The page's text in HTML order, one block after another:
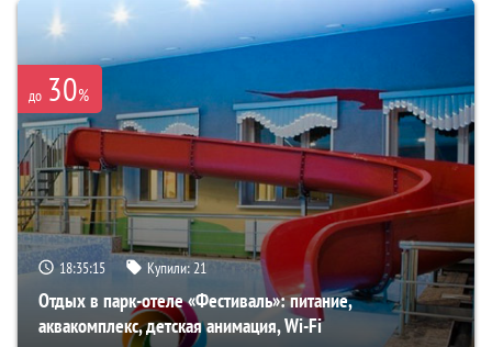
до 30%
18:35:14 Купили:21
Отдых в парк-отеле «Фестиваль»: питание,
аквакомплекс, детская анимация, Wi-Fi